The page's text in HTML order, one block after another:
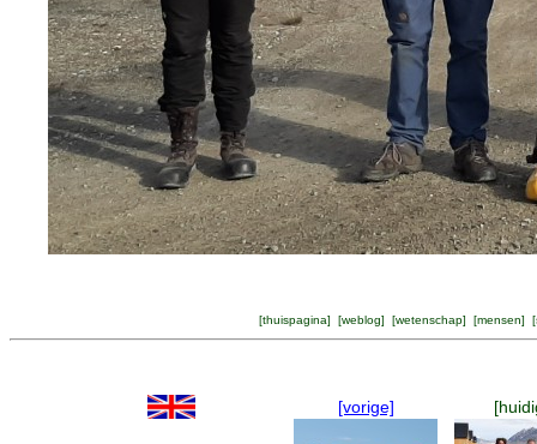
[thuispagina] [weblog] [wetenschap] [mensen] [
[vorige]